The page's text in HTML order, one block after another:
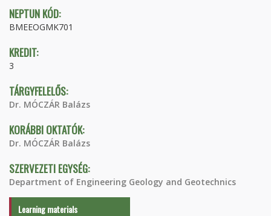
NEPTUN KÓD:
BMEEOGMK701
KREDIT:
3
TÁRGYFELELŐS:
Dr. MÓCZÁR Balázs
KORÁBBI OKTATÓK:
Dr. MÓCZÁR Balázs
SZERVEZETI EGYSÉG:
Department of Engineering Geology and Geotechnics
Learning materials